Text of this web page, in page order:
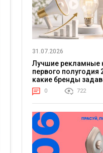
31.07.2026
Лучшие рекламные
первого полугодия
какие бренды
отрасли
0 722